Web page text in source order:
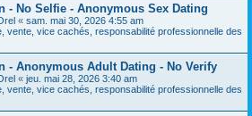
- No Selfie - Anonymous Sex Dating
« sam. mai 30, 2026 4:55 am
vente, vice cachés, responsabilité professionnelle des
- Anonymous Adult Dating - No Verify
« jeu. mai 28, 2026 3:40 am
vente, vice cachés, responsabilité professionnelle des